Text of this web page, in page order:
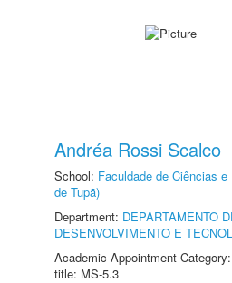
Andréa Rossi Scalco
School: Faculdade de Ciências
de Tupã)
Department: DEPARTAMENTO
DESENVOLVIMENTO E
Academic Appointment
title: MS-5.3